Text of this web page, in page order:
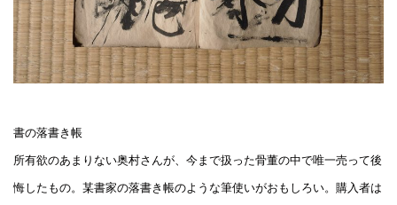
書の落書き帳
所有欲のあまりない奥村さんが、今まで扱った骨董の中で唯一売って後
悔したもの。某書家の落書き帳のような筆使いがおもしろい。購入者は